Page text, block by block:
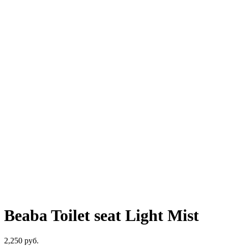
Beaba Toilet seat Light Mist
2,250 руб.